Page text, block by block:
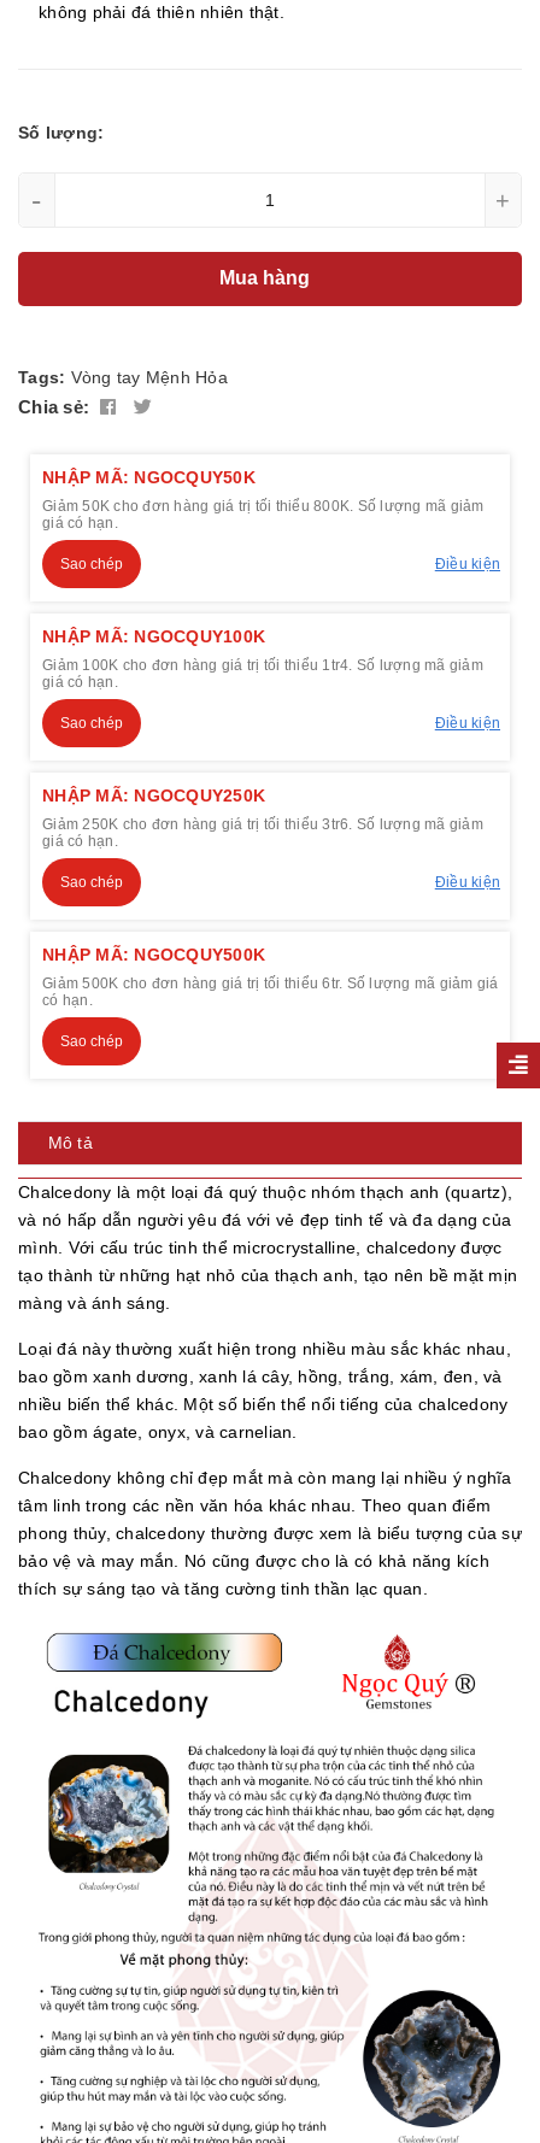
không phải đá thiên nhiên thật.
Số lượng:
- +
Mua hàng
Tags: Vòng tay Mệnh Hỏa
Chia sẻ:
NHẬP MÃ: NGOCQUY50K
Giảm 50K cho đơn hàng giá trị tối thiểu 800K. Số lượng mã giảm
giá có hạn.
Sao chép Điều kiện
NHẬP MÃ: NGOCQUY100K
Giảm 100K cho đơn hàng giá trị tối thiểu 1tr4. Số lượng mã giảm
giá có hạn.
Sao chép Điều kiện
NHẬP MÃ: NGOCQUY250K
Giảm 250K cho đơn hàng giá trị tối thiểu 3tr6. Số lượng mã giảm
giá có hạn.
Sao chép Điều kiện
NHẬP MÃ: NGOCQUY500K
Giảm 500K cho đơn hàng giá trị tối thiểu 6tr. Số lượng mã giảm giá
có hạn.
Sao chép
Mô tả
Chalcedony là một loại đá quý thuộc nhóm thạch anh (quartz),
và nó hấp dẫn người yêu đá với vẻ đẹp tinh tế và đa dạng của
mình. Với cấu trúc tinh thể microcrystalline, chalcedony được
tạo thành từ những hạt nhỏ của thạch anh, tạo nên bề mặt mịn
màng và ánh sáng.
Loại đá này thường xuất hiện trong nhiều màu sắc khác nhau,
bao gồm xanh dương, xanh lá cây, hồng, trắng, xám, đen, và
nhiều biến thể khác. Một số biến thể nổi tiếng của chalcedony
bao gồm ágate, onyx, và carnelian.
Chalcedony không chỉ đẹp mắt mà còn mang lại nhiều ý nghĩa
tâm linh trong các nền văn hóa khác nhau. Theo quan điểm
phong thủy, chalcedony thường được xem là biểu tượng của sự
bảo vệ và may mắn. Nó cũng được cho là có khả năng kích
thích sự sáng tạo và tăng cường tinh thần lạc quan.